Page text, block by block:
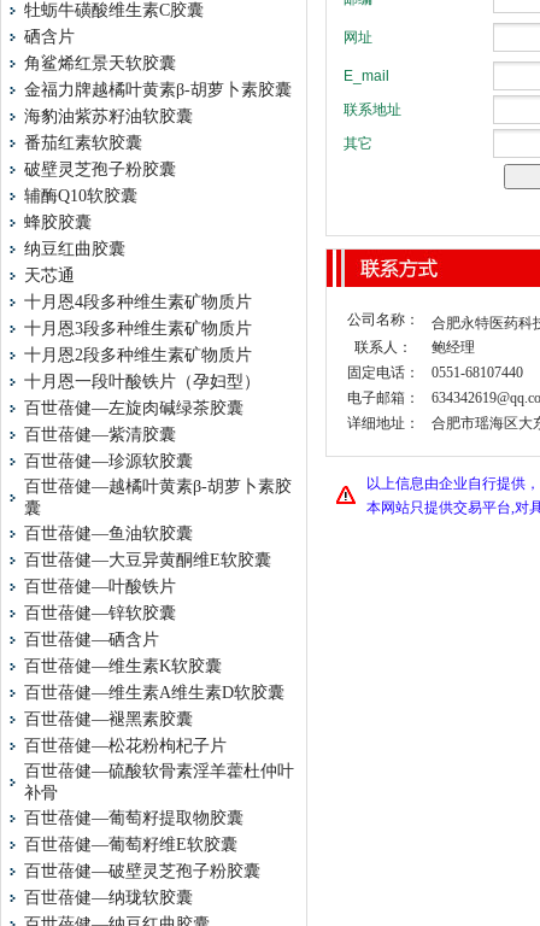
牡蛎牛磺酸维生素C胶囊
硒含片
角鲨烯红景天软胶囊
金福力牌越橘叶黄素β-胡萝卜素胶囊
海豹油紫苏籽油软胶囊
番茄红素软胶囊
破壁灵芝孢子粉胶囊
辅酶Q10软胶囊
蜂胶胶囊
纳豆红曲胶囊
天芯通
十月恩4段多种维生素矿物质片
十月恩3段多种维生素矿物质片
十月恩2段多种维生素矿物质片
十月恩一段叶酸铁片（孕妇型）
百世蓓健—左旋肉碱绿茶胶囊
百世蓓健—紫清胶囊
百世蓓健—珍源软胶囊
百世蓓健—越橘叶黄素β-胡萝卜素胶
囊
百世蓓健—鱼油软胶囊
百世蓓健—大豆异黄酮维E软胶囊
百世蓓健—叶酸铁片
百世蓓健—锌软胶囊
百世蓓健—硒含片
百世蓓健—维生素K软胶囊
百世蓓健—维生素A维生素D软胶囊
百世蓓健—褪黑素胶囊
百世蓓健—松花粉枸杞子片
百世蓓健—硫酸软骨素淫羊藿杜仲叶
补骨
百世蓓健—葡萄籽提取物胶囊
百世蓓健—葡萄籽维E软胶囊
百世蓓健—破壁灵芝孢子粉胶囊
百世蓓健—纳珑软胶囊
公司名称：
合肥永特医药科
联系人：
鲍经理
固定电话：
0551-68107440
电子邮箱：
详细地址：
合肥市瑶海区大
以上信息由企业自行提供
本网站只提供交易平台,对